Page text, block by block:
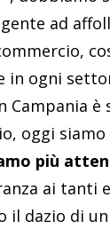
ad
ogni
Campania è
oggi
più
ai tanti
il dazio di